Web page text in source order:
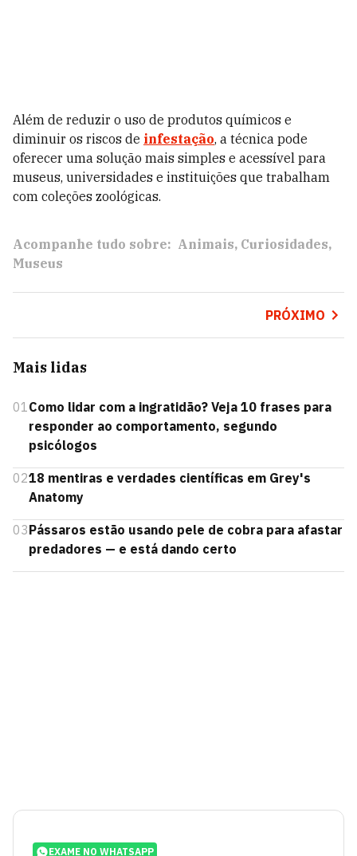
Além de reduzir o uso de produtos químicos e
diminuir os riscos de infestação, a técnica pode
oferecer uma solução mais simples e acessível para
museus, universidades e instituições que trabalham
com coleções zoológicas.
Acompanhe tudo sobre: Animais Curiosidades
Museus
PRÓXIMO
Mais lidas
01Como lidar com a ingratidão? Veja 10 frases para
responder ao comportamento, segundo
psicólogos
0218 mentiras e verdades científicas em Grey's
Anatomy
03Pássaros estão usando pele de cobra para afastar
predadores — e está dando certo
EXAME NO WHATSAPP